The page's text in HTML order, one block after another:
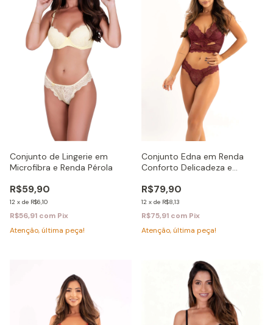
Conjunto de Lingerie em
Microfibra e Renda Pérola
R$59,90
12 x de R$6,10
R$56,91 com Pix
Atenção, última peça!
Conjunto Edna em Renda
Conforto Delicadeza e
R$79,90
12 x de R$8,13
R$75,91 com Pix
Atenção, última peça!